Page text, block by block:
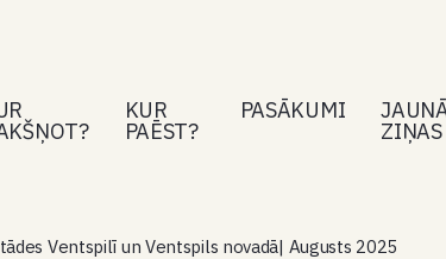
KUR
PAĒST?
PASĀKUMI
ZIŅAS
Ventspilī un Ventspils novadā| Augusts 2025